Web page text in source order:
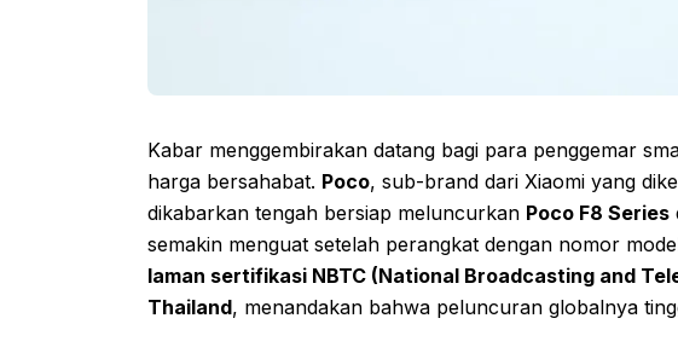
Kabar menggembirakan datang bagi para penggemar
harga bersahabat. Poco, sub-brand dari Xiaomi yang
dikabarkan tengah bersiap meluncurkan Poco F8 Series
semakin menguat setelah perangkat dengan nomor
laman sertifikasi NBTC (National Broadcasting and
Thailand, menandakan bahwa peluncuran globalnya